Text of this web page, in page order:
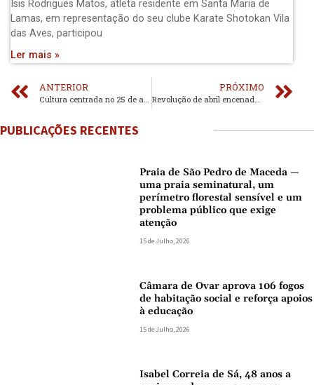
Isis Rodrigues Matos, atleta residente em Santa Maria de
Lamas, em representação do seu clube Karate Shotokan Vila
das Aves, participou
Ler mais »
ANTERIOR PRÓXIMO
PUBLICAÇÕES RECENTES
Praia de São Pedro de Maceda —
uma praia seminatural, um
perímetro florestal sensível e um
problema público que exige
atenção
15 de Julho, 2026
Câmara de Ovar aprova 106 fogos
de habitação social e reforça apoios
à educação
15 de Julho, 2026
Isabel Correia de Sá, 48 anos a